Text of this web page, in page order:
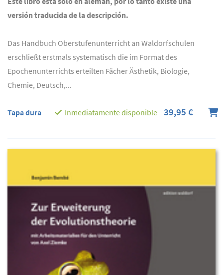
versión traducida de la descripción.
Das Handbuch Oberstufenunterricht an Waldorfschulen
erschließt erstmals systematisch die im Format des
Epochenunterrichts erteilten Fächer Ästhetik, Biologie,
Chemie, Deutsch,...
Tapa dura Inmediatamente disponible 39,95 €